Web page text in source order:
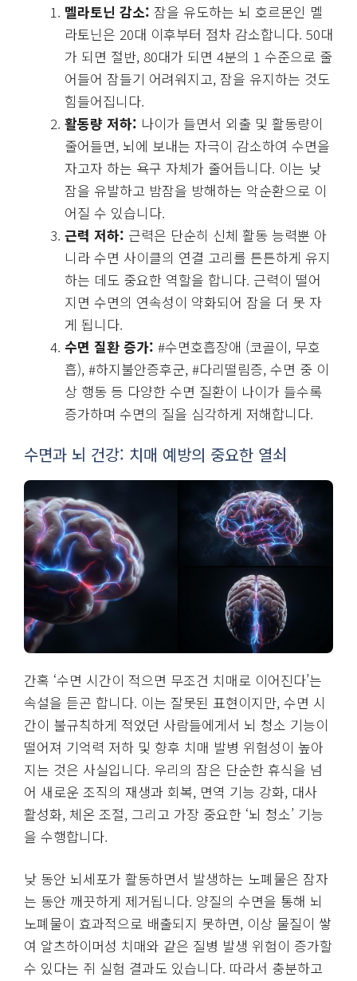
멜라토닌 감소: 잠을 유도하는 뇌 호르몬인 멜
라토닌은 20대 이후부터 점차 감소합니다. 50대
가 되면 절반, 80대가 되면 4분의 1 수준으로 줄
어들어 잠들기 어려워지고, 잠을 유지하는 것도
힘들어집니다.
활동량 저하: 나이가 들면서 외출 및 활동량이
줄어들면, 뇌에 보내는 자극이 감소하여 수면을
자고자 하는 욕구 자체가 줄어듭니다. 이는 낮
잠을 유발하고 밤잠을 방해하는 악순환으로 이
어질 수 있습니다.
근력 저하: 근력은 단순히 신체 활동 능력뿐 아
니라 수면 사이클의 연결 고리를 튼튼하게 유지
하는 데도 중요한 역할을 합니다. 근력이 떨어
지면 수면의 연속성이 약화되어 잠을 더 못 자
게 됩니다.
수면 질환 증가: #수면호흡장애 (코골이, 무호
흡), #하지불안증후군, #다리떨림증, 수면 중 이
상 행동 등 다양한 수면 질환이 나이가 들수록
증가하며 수면의 질을 심각하게 저해합니다.
수면과 뇌 건강: 치매 예방의 중요한 열쇠
간혹 ‘수면 시간이 적으면 무조건 치매로 이어진다’는
속설을 듣곤 합니다. 이는 잘못된 표현이지만, 수면 시
간이 불규칙하게 적었던 사람들에게서 뇌 청소 기능이
떨어져 기억력 저하 및 향후 치매 발병 위험성이 높아
지는 것은 사실입니다. 우리의 잠은 단순한 휴식을 넘
어 새로운 조직의 재생과 회복, 면역 기능 강화, 대사
활성화, 체온 조절, 그리고 가장 중요한 ‘뇌 청소’ 기능
을 수행합니다.
낮 동안 뇌세포가 활동하면서 발생하는 노폐물은 잠자
는 동안 깨끗하게 제거됩니다. 양질의 수면을 통해 뇌
노폐물이 효과적으로 배출되지 못하면, 이상 물질이 쌓
여 알츠하이머성 치매와 같은 질병 발생 위험이 증가할
수 있다는 쥐 실험 결과도 있습니다. 따라서 충분하고